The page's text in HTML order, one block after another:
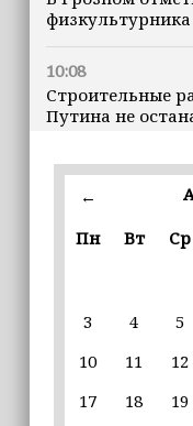
физкультурника
10:08
Строительные
Путина не
марта
В пяти школах
Силы ПВО сбили
←
Пн
Вт Ср
3
4 5
10
11 12
17
18 19